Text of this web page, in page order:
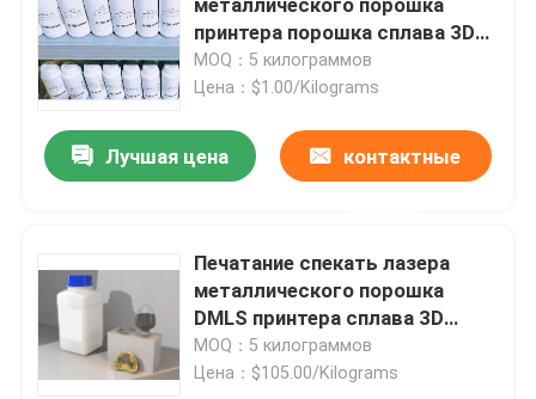
принтера порошка сплава 3D
титана
MOQ：5 килограммов
Цена：$1.00/Kilograms
Лучшая цена контактные
Печатание спекать лазера
металлического порошка
DMLS принтера сплава 3D
титана RITON C01
MOQ：5 килограммов
Цена：$105.00/Kilograms